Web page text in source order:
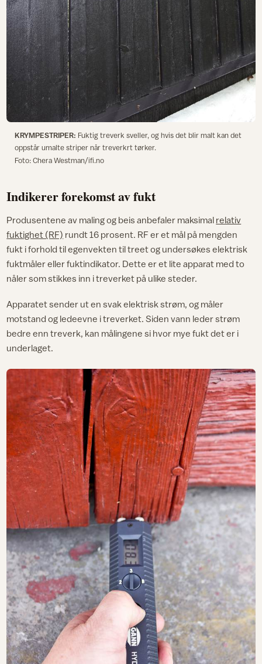
KRYMPESTRIPER: Fuktig treverk sveller, og hvis det blir malt kan det
oppstår umalte striper når treverkrt tørker.
Foto: Chera Westman/ifi.no
Indikerer forekomst av fukt
Produsentene av maling og beis anbefaler maksimal relativ
fuktighet (RF) rundt 16 prosent. RF er et mål på mengden
fukt i forhold til egenvekten til treet og undersøkes elektrisk
fuktmåler eller fuktindikator. Dette er et lite apparat med to
nåler som stikkes inn i treverket på ulike steder.
Apparatet sender ut en svak elektrisk strøm, og måler
motstand og ledeevne i treverket. Siden vann leder strøm
bedre enn treverk, kan målingene si hvor mye fukt det er i
underlaget.